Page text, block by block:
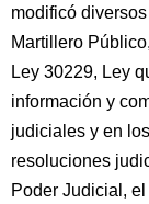
modificó
Martillero
Ley 30229, Ley
información y
judiciales y en
resoluciones
Poder Judicial,